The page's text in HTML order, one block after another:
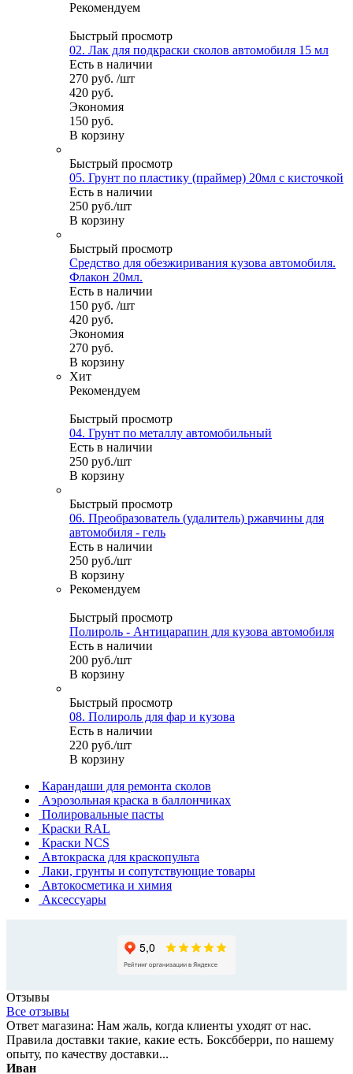
Рекомендуем
Быстрый просмотр
02. Лак для подкраски сколов автомобиля 15 мл
Есть в наличии
270 руб. /шт
420 руб.
Экономия
150 руб.
В корзину
Быстрый просмотр
05. Грунт по пластику (праймер) 20мл с кисточкой
Есть в наличии
250 руб./шт
В корзину
Быстрый просмотр
Средство для обезжиривания кузова автомобиля.
Флакон 20мл.
Есть в наличии
150 руб. /шт
420 руб.
Экономия
270 руб.
В корзину
Хит
Рекомендуем
Быстрый просмотр
04. Грунт по металлу автомобильный
Есть в наличии
250 руб./шт
В корзину
Быстрый просмотр
06. Преобразователь (удалитель) ржавчины для
автомобиля - гель
Есть в наличии
250 руб./шт
В корзину
Рекомендуем
Быстрый просмотр
Полироль - Антицарапин для кузова автомобиля
Есть в наличии
200 руб./шт
В корзину
Быстрый просмотр
08. Полироль для фар и кузова
Есть в наличии
220 руб./шт
В корзину
Карандаши для ремонта сколов
Аэрозольная краска в баллончиках
Полировальные пасты
Краски RAL
Краски NCS
Автокраска для краскопульта
Лаки, грунты и сопутствующие товары
Автокосметика и химия
Аксессуары
Отзывы
Все отзывы
Ответ магазина: Нам жаль, когда клиенты уходят от нас.
Правила доставки такие, какие есть. Боксбберри, по нашему
опыту, по качеству доставки...
Иван